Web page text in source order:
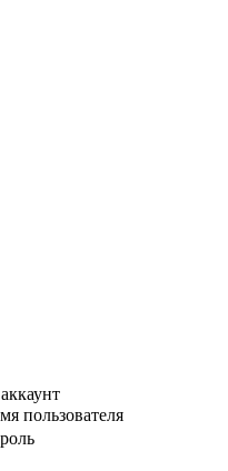
пользователя